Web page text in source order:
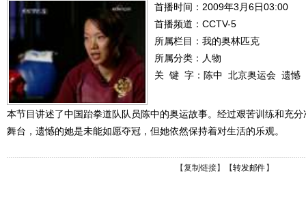
首播时间：2009年3月6日03:00
首播频道： CCTV-5
所属栏目： 我的奥林匹克
所属分类：人物
关 键 字： 陈中 北京奥运会 遗憾
本节目讲述了中国跆拳道队队员陈中的奥运故事。经过艰苦训练和充
舞台，遗憾的她是未能如愿夺冠，但她依然保持着对生活的乐观。
【复制链接】【转发邮件 】